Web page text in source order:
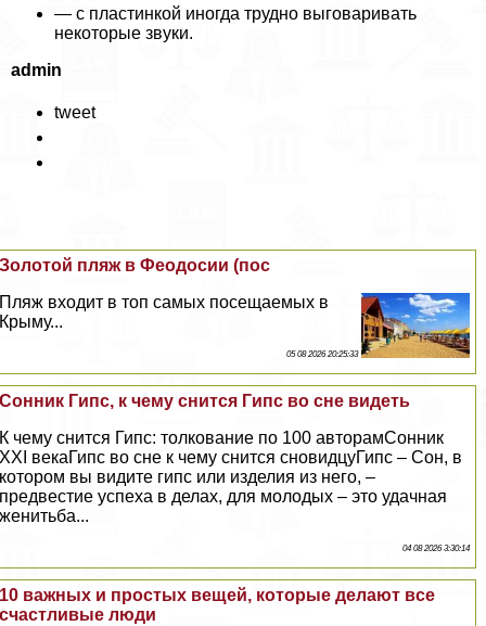
— с пластинкой иногда трудно выговаривать
некоторые звуки.
admin
tweet
Золотой пляж в Феодосии (пос
Пляж входит в топ самых посещаемых в
Крыму...
05 08 2026 20:25:33
Сонник Гипс, к чему снится Гипс во сне видеть
К чему снится Гипс: толкование по 100 авторамСонник
XXI векаГипс во сне к чему снится сновидцуГипс – Сон, в
котором вы видите гипс или изделия из него, –
предвестие успеха в делах, для молодых – это удачная
женитьба...
04 08 2026 3:30:14
10 важных и простых вещей, которые делают все
счастливые люди